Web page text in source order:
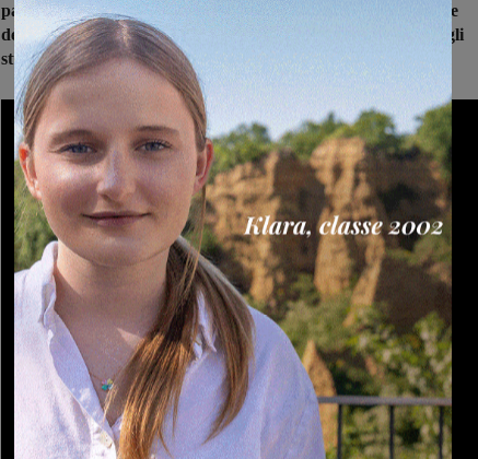
parte al corteo ed all’intera manifestazione anche il Presidente
della Regione Toscana Eugenio Giani. E poi 50 associazioni, gli
studenti di ogni ordine e grado, e tantissimi cittadini.